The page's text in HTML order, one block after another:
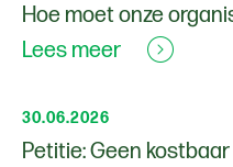
Hoe moet onze
Lees meer
30.06.2026
Petitie: Geen